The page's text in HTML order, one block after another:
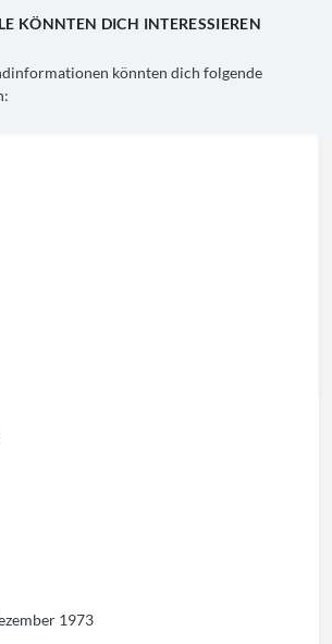
KÖNNTEN DICH INTERESSIEREN
könnten dich folgende
1973